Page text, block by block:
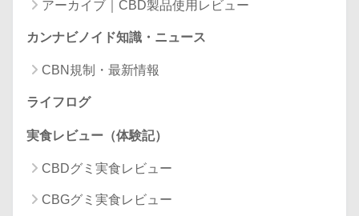
アーカイブ｜CBD製品使用レビュー
カンナビノイド知識・ニュース
CBN規制・最新情報
ライフログ
実食レビュー（体験記）
CBDグミ実食レビュー
CBGグミ実食レビュー